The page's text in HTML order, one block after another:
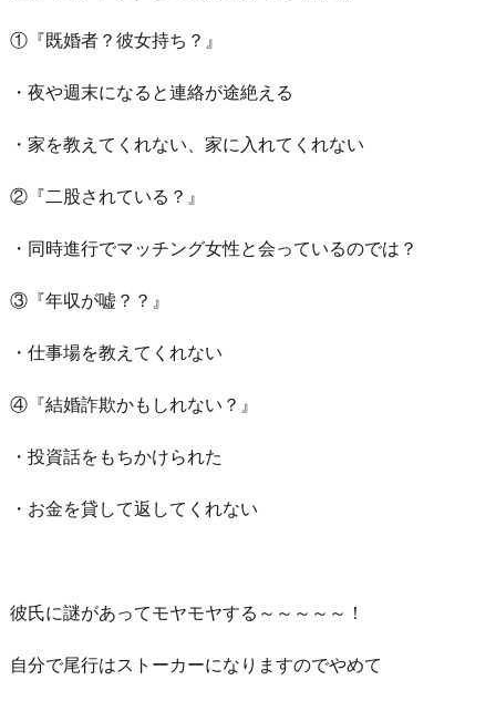
①『既婚者？彼女持ち？』
・夜や週末になると連絡が途絶える
・家を教えてくれない、家に入れてくれない
②『二股されている？』
・同時進行でマッチング女性と会っているのでは？
③『年収が嘘？？』
・仕事場を教えてくれない
④『結婚詐欺かもしれない？』
・投資話をもちかけられた
・お金を貸して返してくれない
彼氏に謎があってモヤモヤする～～～～～！
自分で尾行はストーカーになりますのでやめて